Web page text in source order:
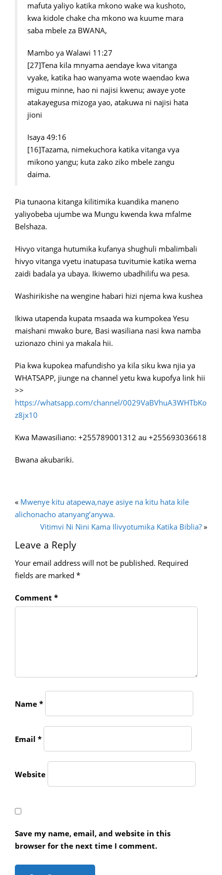
mafuta yaliyo katika mkono wake wa kushoto,
kwa kidole chake cha mkono wa kuume mara
saba mbele za BWANA,
Mambo ya Walawi 11:27
[27]Tena kila mnyama aendaye kwa vitanga
vyake, katika hao wanyama wote waendao kwa
miguu minne, hao ni najisi kwenu; awaye yote
atakayegusa mizoga yao, atakuwa ni najisi hata
jioni
Isaya 49:16
[16]Tazama, nimekuchora katika vitanga vya
mikono yangu; kuta zako ziko mbele zangu
daima.
Pia tunaona kitanga kilitimika kuandika maneno
yaliyobeba ujumbe wa Mungu kwenda kwa mfalme
Belshaza.
Hivyo vitanga hutumika kufanya shughuli mbalimbali
hivyo vitanga vyetu inatupasa tuvitumie katika wema
zaidi badala ya ubaya. Ikiwemo ubadhilifu wa pesa.
Washirikishe na wengine habari hizi njema kwa kushea
Ikiwa utapenda kupata msaada wa kumpokea Yesu
maishani mwako bure, Basi wasiliana nasi kwa namba
uzionazo chini ya makala hii.
Pia kwa kupokea mafundisho ya kila siku kwa njia ya
WHATSAPP, jiunge na channel yetu kwa kupofya link hii
>>
https://whatsapp.com/channel/0029VaBVhuA3WHTbKo
z8jx10
Kwa Mawasiliano: +255789001312 au +255693036618
Bwana akubariki.
« Mwenye kitu atapewa,naye asiye na kitu hata kile
alichonacho atanyang’anywa.
Vitimvi Ni Nini Kama Ilivyotumika Katika Biblia? »
Leave a Reply
Your email address will not be published. Required
fields are marked *
Comment *
Name *
Email *
Website
Save my name, email, and website in this
browser for the next time I comment.